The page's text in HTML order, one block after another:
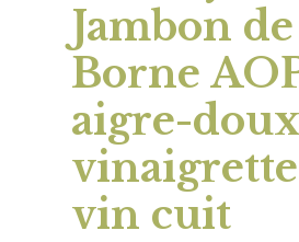
Jambon
Borne
aigre-
vin cuit